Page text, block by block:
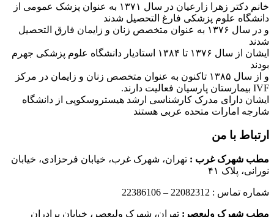
خانم دکتر زهرا زارعیان در سال ۱۳۷۱ به عنوان پزشک عمومی از
دانشگاه علوم پزشکی فارغ التحصیل شدند
و در سال ۱۳۷۶ به عنوان متخصص زنان و زایمان فارق التحصیل
شدند
ایشان از سال ۱۳۷۶ تا ۱۳۸۴ استادیار دانشگاه علوم پزشکی جهرم
بودند
و از سال ۱۳۸۵ تاکنون به عنوان متخصص زنان و زایمان در مرکز
IVF بیمارستان پارسیان فعالیت دارند.
ایشان دارای مدرک کارشناسی ارشد هیستروسکوپی از دانشگاه
شارجه امارات متحده عربی هستند
ارتباط با من
مطب شهرک غرب : تهران، شهرک غرب، خیابان فرحزادی، خیابان
نورانی، پلاک ۴۱
شماره تماس : 22082312 – 22386106
مطب شهرک ولیعصر: تهران، شهرک ولیعصر، خیابان برادران